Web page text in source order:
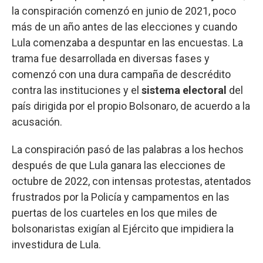
la conspiración comenzó en junio de 2021, poco
más de un año antes de las elecciones y cuando
Lula comenzaba a despuntar en las encuestas. La
trama fue desarrollada en diversas fases y
comenzó con una dura campaña de descrédito
contra las instituciones y el sistema electoral del
país dirigida por el propio Bolsonaro, de acuerdo a la
acusación.
La conspiración pasó de las palabras a los hechos
después de que Lula ganara las elecciones de
octubre de 2022, con intensas protestas, atentados
frustrados por la Policía y campamentos en las
puertas de los cuarteles en los que miles de
bolsonaristas exigían al Ejército que impidiera la
investidura de Lula.